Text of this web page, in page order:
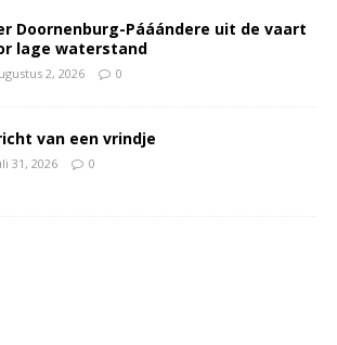
Doornenburg-Pááándere uit de vaart
lage waterstand
2, 2026 0
van een vrindje
31, 2026 0